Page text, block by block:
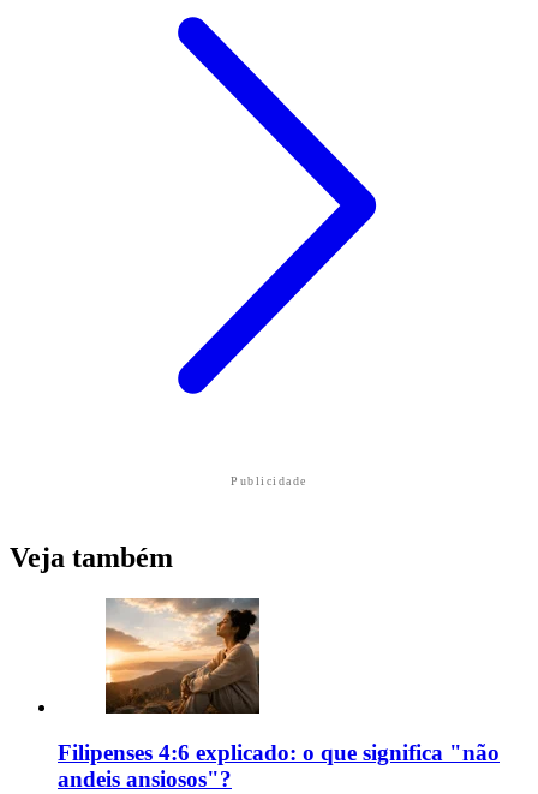
Publicidade
Veja também
Filipenses 4:6 explicado: o que significa "não
andeis ansiosos"?